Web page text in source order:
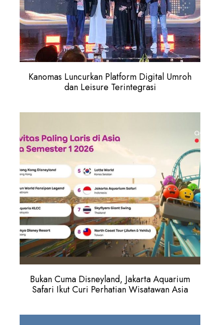
Kanomas Luncurkan Platform Digital Umroh
dan Leisure Terintegrasi
Bukan Cuma Disneyland, Jakarta Aquarium
Safari Ikut Curi Perhatian Wisatawan Asia